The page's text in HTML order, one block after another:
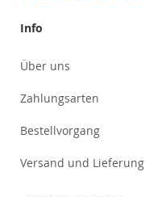
Info
Über uns
Zahlungsarten
Bestellvorgang
Versand und Lieferung